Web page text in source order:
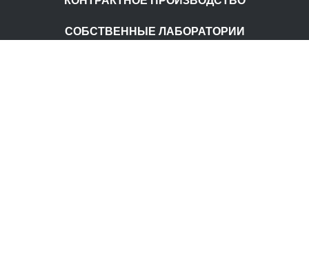
СОБСТВЕННЫЕ ЛАБОРАТОРИИ